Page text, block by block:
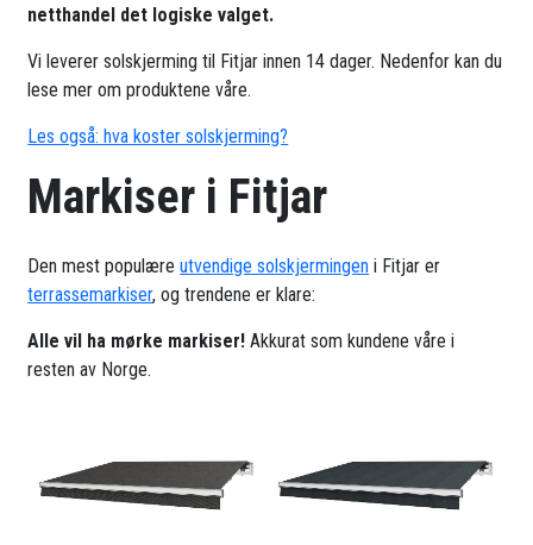
netthandel det logiske valget.
Vi leverer solskjerming til Fitjar innen 14 dager. Nedenfor kan du
lese mer om produktene våre.
Les også: hva koster solskjerming?
Markiser i Fitjar
Den mest populæreutvendige solskjermingen i Fitjar er
terrassemarkiser, og trendene er klare:
Alle vil ha mørke markiser! Akkurat som kundene våre i
resten av Norge.